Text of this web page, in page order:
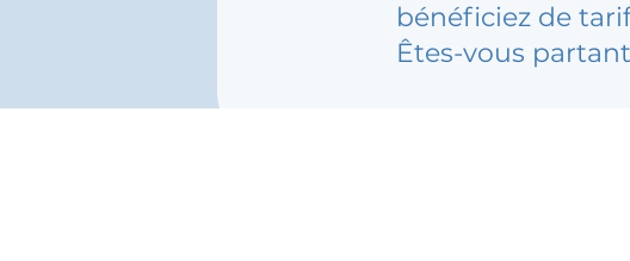
bénéficiez de
Êtes-vous